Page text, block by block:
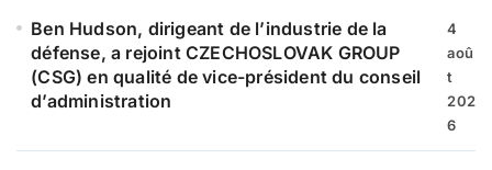
e Ben Hudson, dirigeant de l’industrie de la
défense, a rejoint CZECHOSLOVAK GROUP
(CSG) en qualité de vice-président du conseil
d’administration
4
aoû
t
202
6